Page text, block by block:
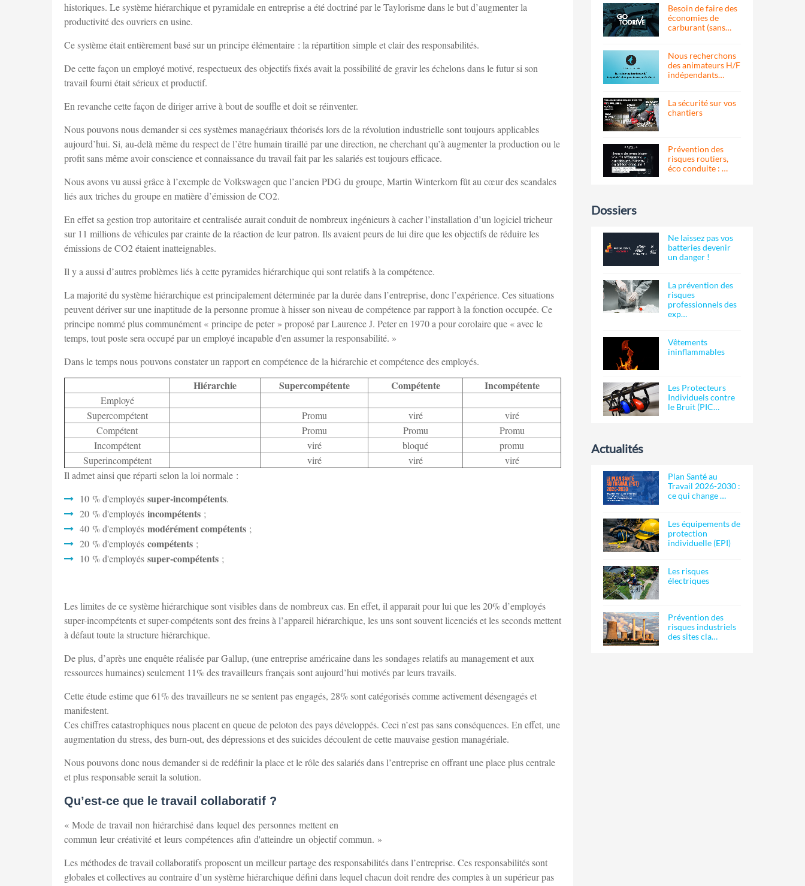
historiques. Le système hiérarchique et pyramidale en entreprise a été doctriné par le Taylorisme dans le but d’augmenter la
productivité des ouvriers en usine.
Ce système était entièrement basé sur un principe élémentaire : la répartition simple et clair des responsabilités.
De cette façon un employé motivé, respectueux des objectifs fixés avait la possibilité de gravir les échelons dans le futur si son
travail fourni était sérieux et productif.
En revanche cette façon de diriger arrive à bout de souffle et doit se réinventer.
Nous pouvons nous demander si ces systèmes managériaux théorisés lors de la révolution industrielle sont toujours applicables
aujourd’hui. Si, au-delà même du respect de l’être humain tiraillé par une direction, ne cherchant qu’à augmenter la production ou le
profit sans même avoir conscience et connaissance du travail fait par les salariés est toujours efficace.
Nous avons vu aussi grâce à l’exemple de Volkswagen que l’ancien PDG du groupe, Martin Winterkorn fût au cœur des scandales
liés aux triches du groupe en matière d’émission de CO2.
En effet sa gestion trop autoritaire et centralisée aurait conduit de nombreux ingénieurs à cacher l’installation d’un logiciel tricheur
sur 11 millions de véhicules par crainte de la réaction de leur patron. Ils avaient peurs de lui dire que les objectifs de réduire les
émissions de CO2 étaient inatteignables.
Il y a aussi d’autres problèmes liés à cette pyramides hiérarchique qui sont relatifs à la compétence.
La majorité du système hiérarchique est principalement déterminée par la durée dans l’entreprise, donc l’expérience. Ces situations
peuvent dériver sur une inaptitude de la personne promue à hisser son niveau de compétence par rapport à la fonction occupée. Ce
principe nommé plus communément « principe de peter » proposé par Laurence J. Peter en 1970 a pour corolaire que « avec le
temps, tout poste sera occupé par un employé incapable d'en assumer la responsabilité. »
Dans le temps nous pouvons constater un rapport en compétence de la hiérarchie et compétence des employés.
Hiérarchie Supercompétente Compétente Incompétente
Employé
Supercompétent
Promu viré
viré
Compétent
Promu Promu
Promu
Incompétent
viré bloqué
promu
Superincompétent
viré viré
viré
Il admet ainsi que réparti selon la loi normale :
10 % d'employés super-incompétents.
20 % d'employés incompétents ;
40 % d'employés modérément compétents ;
20 % d'employés compétents ;
10 % d'employés super-compétents ;
Les limites de ce système hiérarchique sont visibles dans de nombreux cas. En effet, il apparait pour lui que les 20% d’employés
super-incompétents et super-compétents sont des freins à l’appareil hiérarchique, les uns sont souvent licenciés et les seconds mettent
à défaut toute la structure hiérarchique.
De plus, d’après une enquête réalisée par Gallup, (une entreprise américaine dans les sondages relatifs au management et aux
ressources humaines) seulement 11% des travailleurs français sont aujourd’hui motivés par leurs travails.
Cette étude estime que 61% des travailleurs ne se sentent pas engagés, 28% sont catégorisés comme activement désengagés et
manifestent.
Ces chiffres catastrophiques nous placent en queue de peloton des pays développés. Ceci n’est pas sans conséquences. En effet, une
augmentation du stress, des burn-out, des dépressions et des suicides découlent de cette mauvaise gestion managériale.
Nous pouvons donc nous demander si de redéfinir la place et le rôle des salariés dans l’entreprise en offrant une place plus centrale
et plus responsable serait la solution.
Qu’est-ce que le travail collaboratif ?
« Mode de travail non hiérarchisé dans lequel des personnes mettent en
commun leur créativité et leurs compétences afin d'atteindre un objectif commun. »
Les méthodes de travail collaboratifs proposent un meilleur partage des responsabilités dans l’entreprise. Ces responsabilités sont
globales et collectives au contraire d’un système hiérarchique défini dans lequel chacun doit rendre des comptes à un supérieur pas
Besoin de faire des
économies de
carburant (sans…
Nous recherchons
des animateurs H/F
indépendants…
La sécurité sur vos
chantiers
Prévention des
risques routiers,
éco conduite : …
Dossiers
Ne laissez pas vos
batteries devenir
un danger !
La prévention des
risques
professionnels des
exp…
Vêtements
ininflammables
Les Protecteurs
Individuels contre
le Bruit (PIC…
Actualités
Plan Santé au
Travail 2026-2030 :
ce qui change …
Les équipements de
protection
individuelle (EPI)
Les risques
électriques
Prévention des
risques industriels
des sites cla…